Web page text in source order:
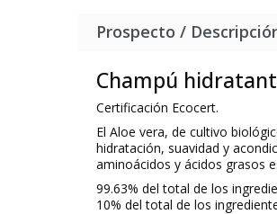
Prospecto /
Champú
Certificación Ecocert.
El Aloe vera, de cultivo
hidratación, suavidad y
aminoácidos y ácidos grasos
99.63% del total de los
10% del total de los